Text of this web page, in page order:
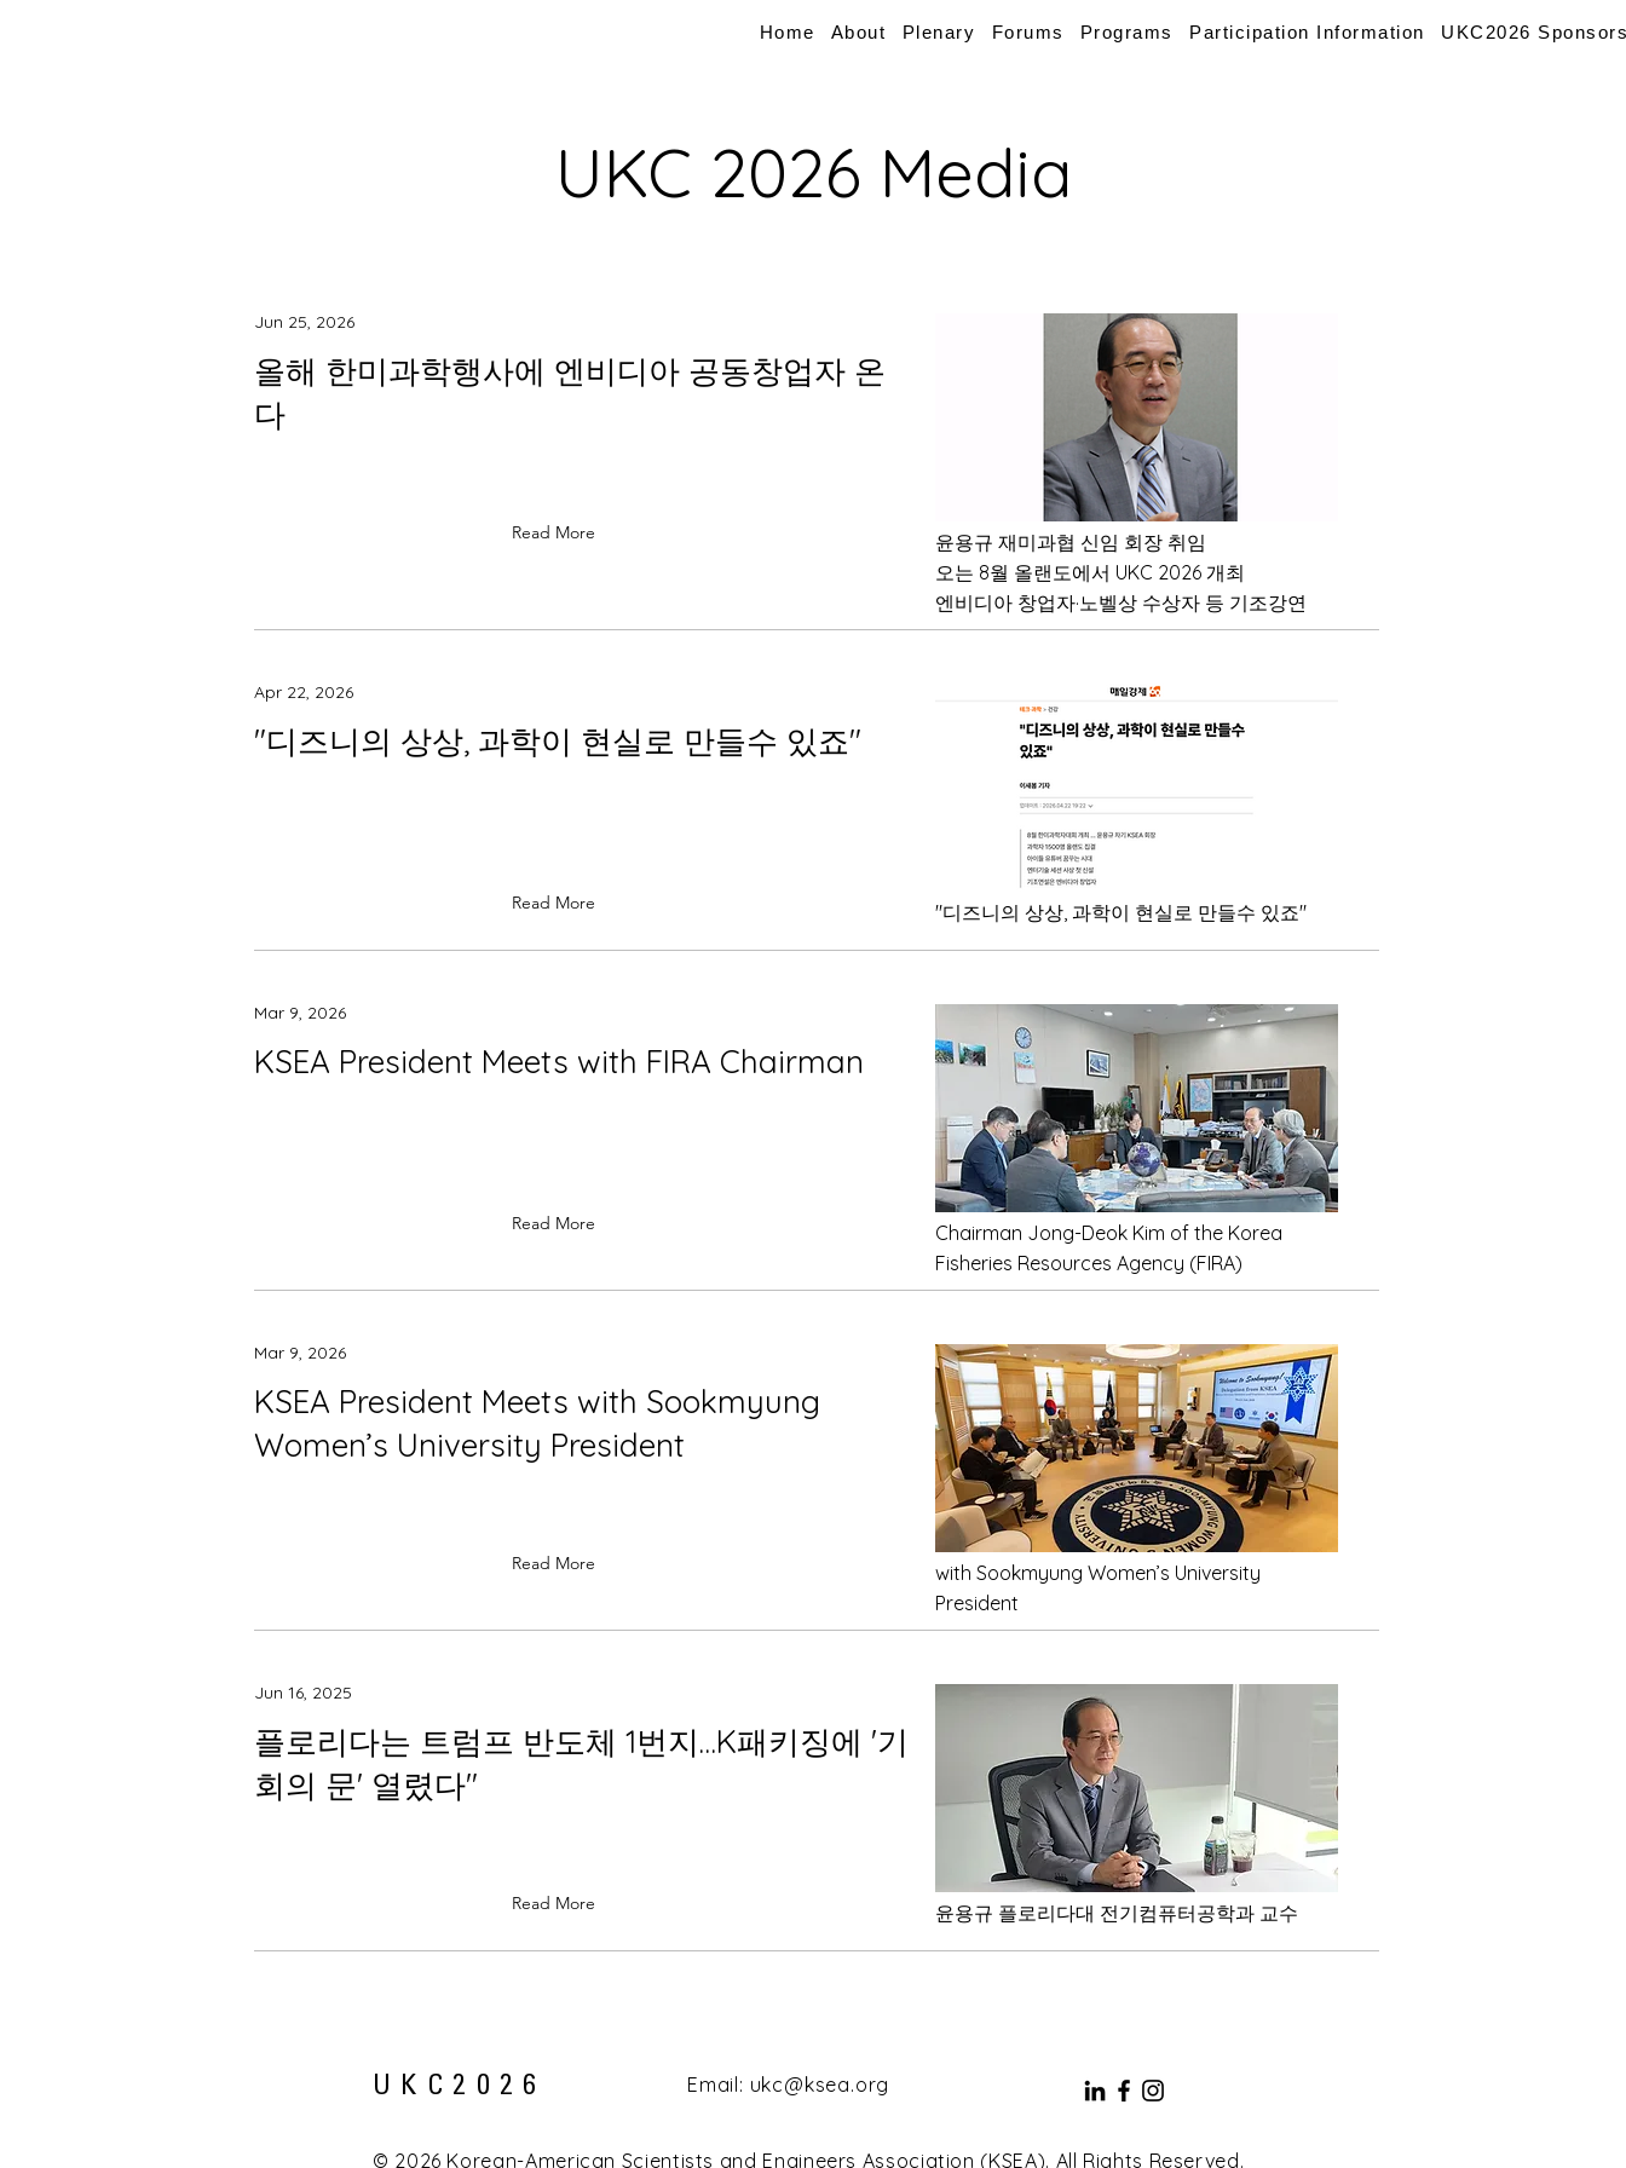
Home About Plenary Forums Programs Participation Information UKC2026
UKC 2026 Media
Jun 25, 2026
올해 한미과학행사에 엔비디아 공동창업자 온
다
Read More
윤용규 재미과협 신임 회장 취임
오는 8월 올랜도에서 UKC 2026 개최
엔비디아 창업자·노벨상 수상자 등 기조강연
Apr 22, 2026
"디즈니의 상상, 과학이 현실로 만들수 있죠"
Read More "디즈니의 상상, 과학이 현실로 만들수 있죠"
Mar 9, 2026
KSEA President Meets with FIRA Chairman
Read More
Chairman Jong-Deok Kim of the Korea
Fisheries Resources Agency (FIRA)
Mar 9, 2026
KSEA President Meets with Sookmyung
Women’s University President
Read More
with Sookmyung Women’s University
President
Jun 16, 2025
플로리다는 트럼프 반도체 1번지…K패키징에 '기
회의 문' 열렸다"
Read More 윤용규 플로리다대 전기컴퓨터공학과 교수
UKC2026 Email: ukc@ksea.org
© 2026 Korean-American Scientists and Engineers Association (KSEA). All Rights Reserved.